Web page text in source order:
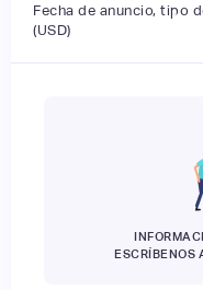
Fecha de anuncio, tipo
(USD)
ESCRÍBENOS